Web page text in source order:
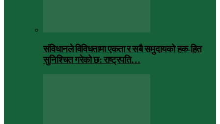
संविधानले विविधतामा एकता र सबै समुदायको हक-हित
सुनिश्चित गरेको छ: राष्ट्रपति…